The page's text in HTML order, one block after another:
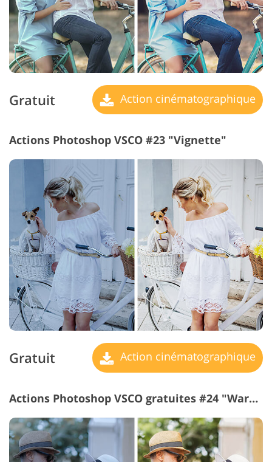
Gratuit Action cinématographique
Actions Photoshop VSCO #23 "Vignette"
Gratuit Action cinématographique
Actions Photoshop VSCO gratuites #24 "Warm"